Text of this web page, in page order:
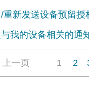
新发送设备预留授
我的设备相关的通
上一页 1 2